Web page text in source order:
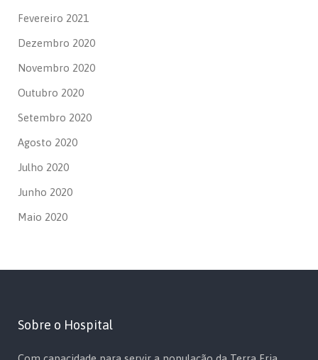
Fevereiro 2021
Dezembro 2020
Novembro 2020
Outubro 2020
Setembro 2020
Agosto 2020
Julho 2020
Junho 2020
Maio 2020
Sobre o Hospital